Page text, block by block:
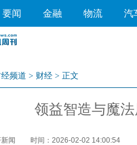
要闻 金融 物流 汽
经频道 > 财经 > 正文
领益智造与魔
闻 时间：2026-02-02 14:00:54